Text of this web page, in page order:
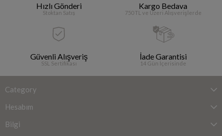
Hızlı Gönderi
Stoktan Satış
Kargo Bedava
750 TL ve Üzeri Alışverişlerde
Güvenli Alışveriş
SSL Sertifikası
İade Garantisi
14 Gün İçerisinde
Category
Hesabım
Bilgi